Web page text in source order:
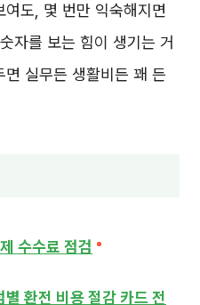
도, 몇 번만 익숙해지면
자를 보는 힘이 생기는 거
실무든 생활비든 꽤 든
수수료 점검
환전 비용 절감 카드 전